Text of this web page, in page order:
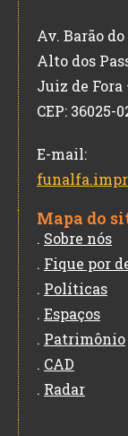
Av. Barão
Alto dos
Juiz de Fora
CEP: 36025-
E-mail:
Mapa do
. Sobre nós
. Fique por
. Políticas
. Espaços
. Patrimônio
. CAD
. Radar